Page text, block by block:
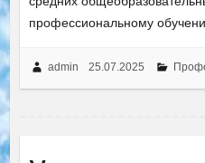
профессиональному
admin 25.07.2025